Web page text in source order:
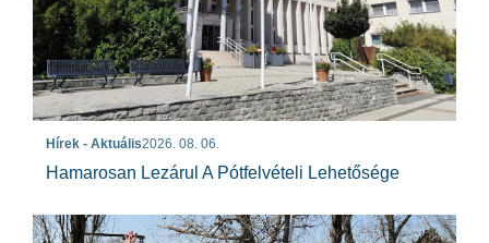
Hírek - Aktuális2026. 08. 06.
Hamarosan Lezárul A Pótfelvételi Lehetősége